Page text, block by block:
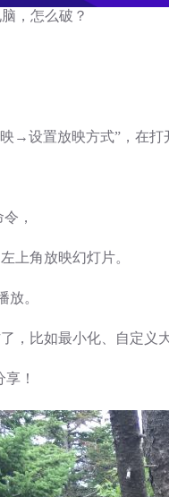
，怎么破？
→设置放映方式”，在
，
上角放映幻灯片。
。
，比如最小化、自定义
！